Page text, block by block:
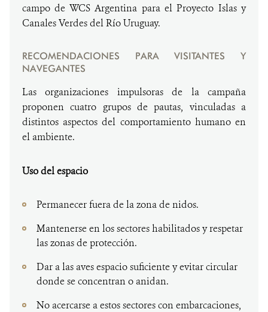
campo de WCS Argentina para el Proyecto Islas y
Canales Verdes del Río Uruguay.
RECOMENDACIONES PARA VISITANTES Y
NAVEGANTES
Las organizaciones impulsoras de la campaña
proponen cuatro grupos de pautas, vinculadas a
distintos aspectos del comportamiento humano en
el ambiente.
Uso del espacio
Permanecer fuera de la zona de nidos.
Mantenerse en los sectores habilitados y respetar
las zonas de protección.
Dar a las aves espacio suficiente y evitar circular
donde se concentran o anidan.
No acercarse a estos sectores con embarcaciones,